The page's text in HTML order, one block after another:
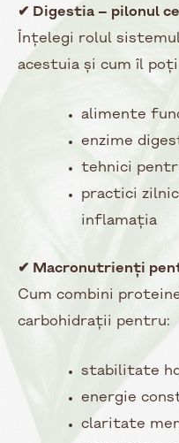
✔ Digestia – pilonul
Înțelegi rolul
acestuia și cum îl
alimente
enzime
tehnici
practici
inflamația
✔ Macronutrienți
Cum combini
carbohidrații pentru:
stabilitate
energie
claritate